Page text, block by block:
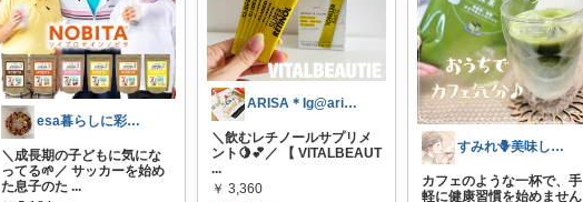
esa暮らしに彩りを♡
＼成長期の子どもに気にな
ってる🌱／ サッカーを始め
た息子のた ...
ARISA＊Ig@arishan0630
＼飲むレチノールサプリメ
ント🍋💕／ 【 VITALBEAUT
...
￥ 3,360
すみれ🪻美味しいもので豊かな生活
カフェのような一杯で、手
軽に健康習慣を始めません